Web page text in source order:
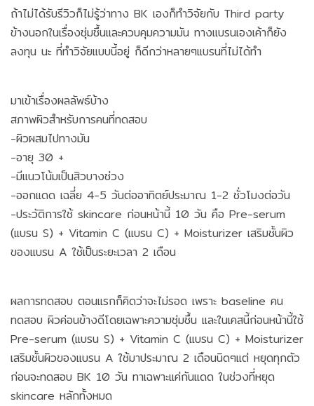
ถ้าไม่ได้รับรีวิวก็ไม่รู้ว่าทาง BK เองก็ทำวิจัยกับ Third party
ข้างนอกในเรื่องชุ่มชื้นและควบคุมความมัน ทางแบรนเองเค้าก็ยัง
ลงทุน นะ ที่ทำวิจัยแบบนี้อยู่ ก็ดีกว่าหลายๆแบรนที่ไม่ได้ทำ
มาเข้าเรื่องผลลัพธ์บ้าง
สภาพผิวสำหรับการคนที่ทดสอบ
-ผิวผสมไปทางมัน
-อายุ 30 +
-มีแนวโน้มเป็นสิวบางช่วง
-ออกแดด เฉลี่ย 4-5 วันต่ออาทิตย์ประมาณ 1-2 ชั่วโมงต่อวัน
-ประวัติการใช้ skincare ก่อนหน้านี้ 10 วัน คือ Pre-serum
(แบรน S) + Vitamin C (แบรน C) + Moisturizer เสริมชั้นผิว
ของแบรน A ใช้เป็นระยะเวลา 2 เดือน
ผลการทดสอบ ตอนแรกก็คิดว่าจะไม่รอด เพราะ baseline คน
ทดสอบ ผิวค่อนข้างดีโดยเฉพาะความชุ่มชื้น และในเคสนี้ก่อนหน้านี้ใช้
Pre-serum (แบรน S) + Vitamin C (แบรน C) + Moisturizer
เสริมชั้นผิวของแบรน A ใช้มาประมาณ 2 เดือนนิดๆแต่ หยุดทุกตัว
ก่อนจะทดสอบ BK 10 วัน ทาเฉพาะแค่กันแดด ในช่วงที่หยุด
skincare หลักทั้งหมด